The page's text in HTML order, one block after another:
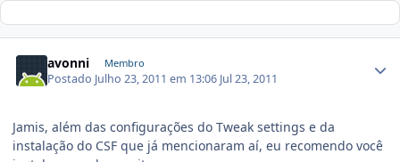
avonni Membro
Postado Julho 23, 2011 em 13:06 Jul 23, 2011
Jamis, além das configurações do Tweak settings e da
instalação do CSF que já mencionaram aí, eu recomendo você